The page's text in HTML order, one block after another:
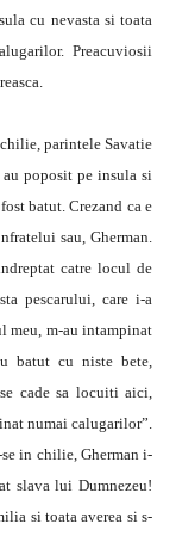
cu nevasta si toata
Preacuviosii
parintele Savatie
au poposit pe insula si
batut. Crezand ca e
sau, Gherman.
catre locul de
pescarului, care i-a
meu, m-au intampinat
batut cu niste bete,
cade sa locuiti aici,
numai calugarilor”.
in chilie, Gherman i-
slava lui Dumnezeu!
si toata averea si s-